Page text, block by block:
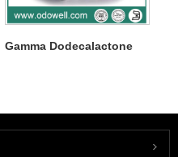
Gamma Dodecalactone